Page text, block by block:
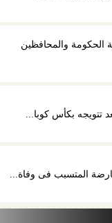
الحكومة والمحافظين
تتويجه بكأس كوبا...
المتسبب فى وفاة...